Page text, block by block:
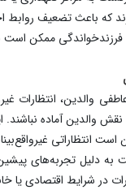
که باعث تضعیف روابط
ممکن است
والدین، انتظارات
والدین آماده نباشند.
است انتظاراتی
دلیل تجربه‌های پیشین
در شرایط اقتصادی یا